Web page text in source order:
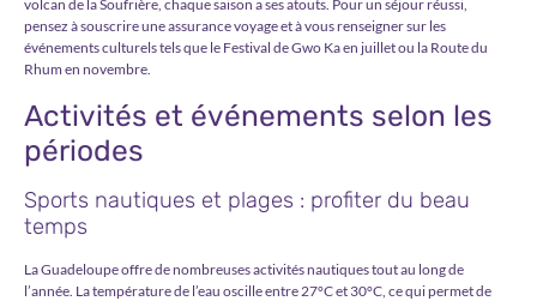
volcan de la Soufrière, chaque saison a ses atouts. Pour un séjour réussi,
pensez à souscrire une assurance voyage et à vous renseigner sur les
événements culturels tels que le Festival de Gwo Ka en juillet ou la Route du
Rhum en novembre.
Activités et événements selon les
périodes
Sports nautiques et plages : profiter du beau
temps
La Guadeloupe offre de nombreuses activités nautiques tout au long de
l’année. La température de l’eau oscille entre 27°C et 30°C, ce qui permet de